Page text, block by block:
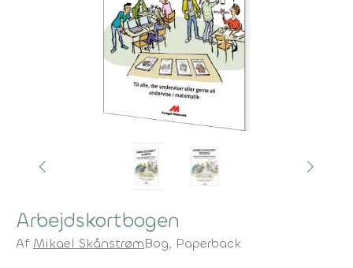
Arbejdskortbogen
Af Mikael SkånstrømBog, Paperback